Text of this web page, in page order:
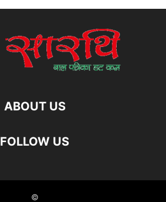
ABOUT US
FOLLOW US
©